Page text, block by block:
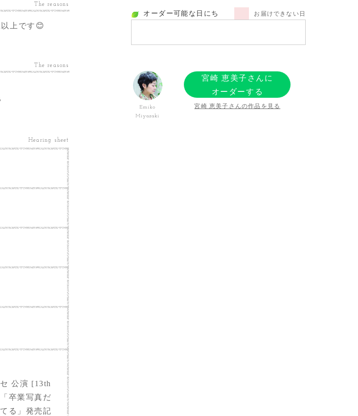
The reasons
上です😊
The reasons
Hearing sheet
公演 [13th
卒業写真だ
る」発売記
オーダー可能な日にち お届けできない日
Emiko
Miyazaki
宮崎 恵美子さんに
オーダーする
宮崎 恵美子さんの作品を見る